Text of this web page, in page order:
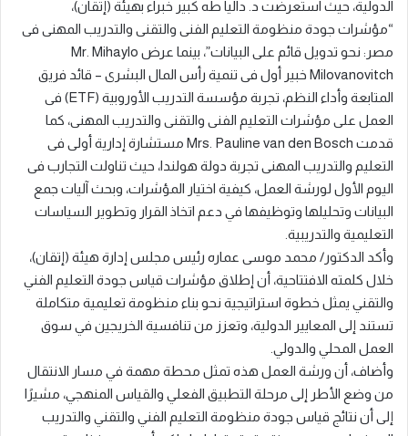
الدولية، حيث استعرضت د. داليا طه كبير خبراء بهيئة (إتقان)،
“مؤشرات جودة منظومة التعليم الفنى والتقنى والتدريب المهنى فى
مصر: نحو تدويل قائم على البيانات”، بينما عرض Mr. Mihaylo
Milovanovitch خبير أول فى تنمية رأس المال البشرى – قائد فريق
المتابعة وأداء النظم، تجربة مؤسسة التدريب الأوروبية (ETF) فى
العمل على مؤشرات التعليم الفنى والتقنى والتدريب المهنى، كما
قدمت Mrs. Pauline van den Bosch مستشارة إدارية أولى فى
التعليم والتدريب المهنى تجربة دولة هولندا، حيث تناولت التجارب فى
اليوم الأول لورشة العمل، كيفية اختيار المؤشرات، وبحث آليات جمع
البيانات وتحليلها وتوظيفها في دعم اتخاذ القرار وتطوير السياسات
التعليمية والتدريبية.
وأكد الدكتور/ محمد موسى عماره رئيس مجلس إدارة هيئة (إتقان)،
خلال كلمته الافتتاحية، أن إطلاق مؤشرات قياس جودة التعليم الفني
والتقني يمثل خطوة استراتيجية نحو بناء منظومة تعليمية متكاملة
تستند إلى المعايير الدولية، وتعزز من تنافسية الخريجين في سوق
العمل المحلي والدولي.
وأضاف، أن ورشة العمل هذه تمثل محطة مهمة في مسار الانتقال
من وضع الأطر إلى مرحلة التطبيق الفعلي والقياس المنهجي، مشيرًا
إلى أن نتائج قياس جودة منظومة التعليم الفني والتقني والتدريب